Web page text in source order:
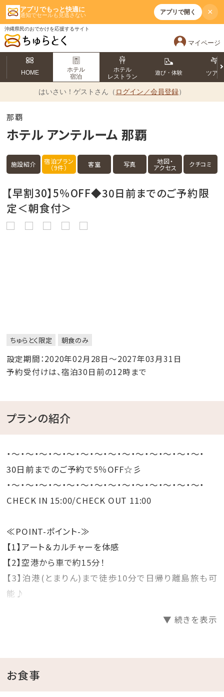
アプリでもっと快適に
通知でセールも見逃さない アプリで開く ×
沖縄県民のおでかけを応援するサイト
マイページ
HOME
ホテル
宿泊
ホテル
レストラン
遊び・体験 ツアー
はいさい！ ゲストさん（ ログイン／会員登録）
那覇
ホテル アンテルーム 那覇
施設紹介 宿泊プラン
（9件） 客室 写真 地図・
アクセス クチコミ
【早割30】5％OFF◆30日前までのご予約限
定＜朝食付＞
ちゅらとく限定 朝食のみ
設定期間：2020年02月28日～2027年03月31日
予約受付けは、宿泊30日前の12時まで
プランの紹介
・～・～・～・～・～・～・～・～・～・～・～・～・～・～・
30日前までのご予約で5％OFF☆彡
・～・～・～・～・～・～・～・～・～・～・～・～・～・～・
CHECK IN 15:00/CHECK OUT 11:00
≪POINT-ポイント-≫
【1】アート＆カルチャーを体感
【2】空港から車で約15分！
【3】泊港(とまりん)まで徒歩10分で日帰り離島旅も可
能♪
大パノラマのハーバービューの爽やかな空間で、焼き立
てのパン、切りたてのローストビーフやローストポークな
▼ 続きを表示
お食事